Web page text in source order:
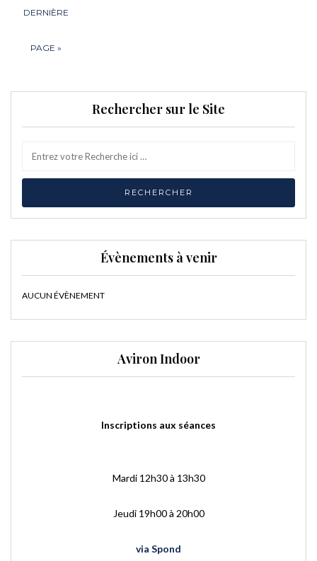
DERNIÈRE
PAGE »
Rechercher sur le Site
Évènements à venir
AUCUN ÉVÈNEMENT
Aviron Indoor
Inscriptions aux séances
Mardi 12h30 à 13h30
Jeudi 19h00 à 20h00
via Spond